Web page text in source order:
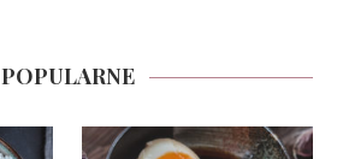
POPULARNE